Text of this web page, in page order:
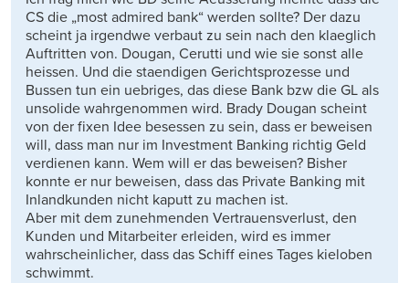
CS die „most admired bank“ werden sollte? Der dazu
scheint ja irgendwe verbaut zu sein nach den klaeglich
Auftritten von. Dougan, Cerutti und wie sie sonst alle
heissen. Und die staendigen Gerichtsprozesse und
Bussen tun ein uebriges, das diese Bank bzw die GL als
unsolide wahrgenommen wird. Brady Dougan scheint
von der fixen Idee besessen zu sein, dass er beweisen
will, dass man nur im Investment Banking richtig Geld
verdienen kann. Wem will er das beweisen? Bisher
konnte er nur beweisen, dass das Private Banking mit
Inlandkunden nicht kaputt zu machen ist.
Aber mit dem zunehmenden Vertrauensverlust, den
Kunden und Mitarbeiter erleiden, wird es immer
wahrscheinlicher, dass das Schiff eines Tages kieloben
schwimmt.